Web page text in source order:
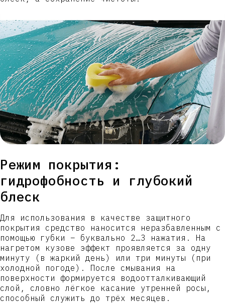
Режим покрытия:
гидрофобность и глубокий
блеск
Для использования в качестве защитного
покрытия средство наносится неразбавленным с
помощью губки – буквально 2…3 нажатия. На
нагретом кузове эффект проявляется за одну
минуту (в жаркий день) или три минуты (при
холодной погоде). После смывания на
поверхности формируется водоотталкивающий
слой, словно лёгкое касание утренней росы,
способный служить до трёх месяцев.